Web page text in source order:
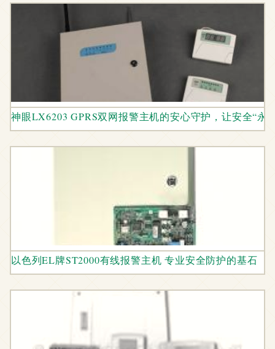
神眼LX6203 GPRS双网报警主机的安心守护，让安全“永
以色列EL牌ST2000有线报警主机 专业安全防护的基石